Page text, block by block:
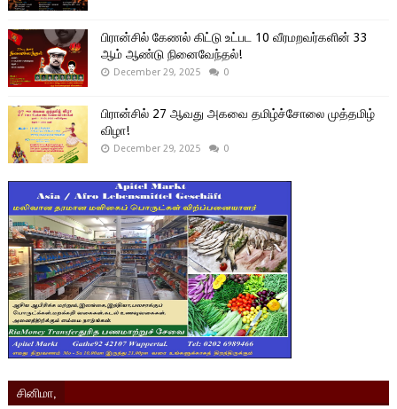
பிரான்சில் கேணல் கிட்டு உட்பட 10 வீரமறவர்களின் 33
ஆம் ஆண்டு நினைவேந்தல்!
December 29, 2025 0
பிரான்சில் 27 ஆவது அகவை தமிழ்ச்சோலை முத்தமிழ்
விழா!
December 29, 2025 0
சினிமா,